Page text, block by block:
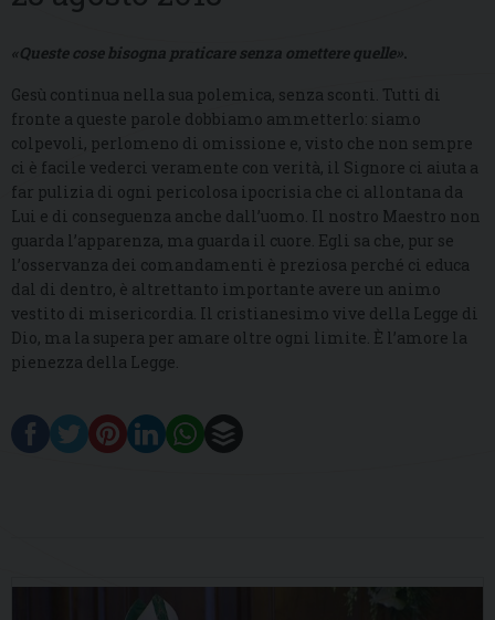
«Queste cose bisogna praticare senza omettere quelle».
Gesù continua nella sua polemica, senza sconti. Tutti di
fronte a queste parole dobbiamo ammetterlo: siamo
colpevoli, perlomeno di omissione e, visto che non sempre
ci è facile vederci veramente con verità, il Signore ci aiuta a
far pulizia di ogni pericolosa ipocrisia che ci allontana da
Lui e di conseguenza anche dall’uomo. Il nostro Maestro non
guarda l’apparenza, ma guarda il cuore. Egli sa che, pur se
l’osservanza dei comandamenti è preziosa perché ci educa
dal di dentro, è altrettanto importante avere un animo
vestito di misericordia. Il cristianesimo vive della Legge di
Dio, ma la supera per amare oltre ogni limite. È l’amore la
pienezza della Legge.